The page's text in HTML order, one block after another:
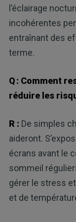
l’éclairage
incohérentes
entraînant des
terme.
Q : Comment
réduire les
R : De simples
aideront.
écrans avant le
sommeil
gérer le stress
et de